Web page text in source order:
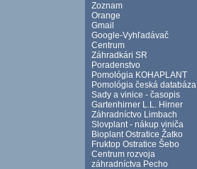
Zoznam
Orange
Gmail
Google-Vyhľadávač
Centrum
Záhradkári SR
Poradenstvo
Pomológia KOHAPLANT
Pomológia česká databáza
Sady a vinice - časopis
Gartenhirner L.L. Hirner
Záhradníctvo Limbach
Slovplant - nákup viniča
Bioplant Ostratice Žatko
Fruktop Ostratice Šebo
Centrum rozvoja
záhradníctva Pecho